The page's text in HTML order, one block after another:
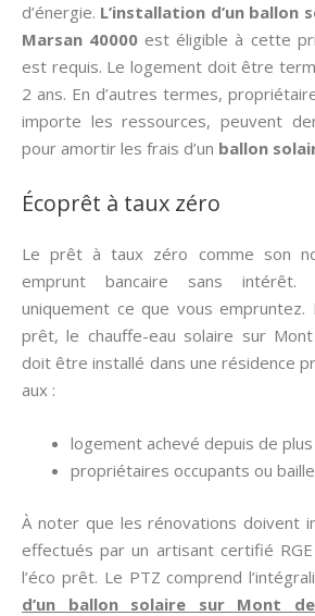
d’énergie. L’installation d’un ballon
Marsan 40000 est éligible à cette
est requis. Le logement doit être
2 ans. En d’autres termes,
importe les ressources, peuvent
pour amortir les frais d’un ballon
Écoprêt à taux zéro
Le prêt à taux zéro comme son
emprunt bancaire sans intérêt.
uniquement ce que vous empruntez.
prêt, le chauffe-eau solaire sur
doit être installé dans une résidence
aux :
logement achevé depuis de plus
propriétaires occupants ou
À noter que les rénovations doivent
effectués par un artisant certifié
l’éco prêt. Le PTZ comprend
d’un ballon solaire sur Mont